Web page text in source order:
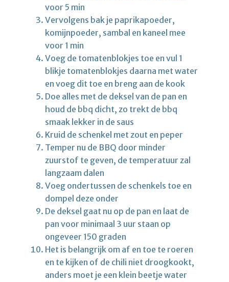
voor 5 min
Vervolgens bak je paprikapoeder,
komijnpoeder, sambal en kaneel mee
voor 1 min
Voeg de tomatenblokjes toe en vul 1
blikje tomatenblokjes daarna met water
en voeg dit toe en breng aan de kook
Doe alles met de deksel van de pan en
houd de bbq dicht, zo trekt de bbq
smaak lekker in de saus
Kruid de schenkel met zout en peper
Temper nu de BBQ door minder
zuurstof te geven, de temperatuur zal
langzaam dalen
Voeg ondertussen de schenkels toe en
dompel deze onder
De deksel gaat nu op de pan en laat de
pan voor minimaal 3 uur staan op
ongeveer 150 graden
Het is belangrijk om af en toe te roeren
en te kijken of de chili niet droogkookt,
anders moet je een klein beetje water